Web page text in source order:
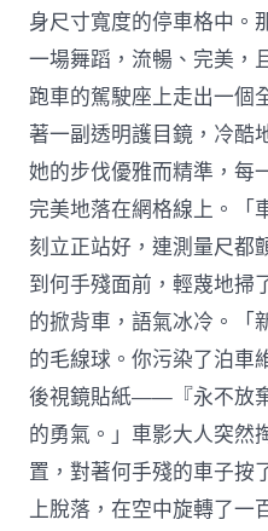
身尺寸寬度的停車格中。
一場舞蹈，流暢、完美，
跑車的駕駛座上走出一個
著一副透明護目鏡，冷酷
她的步伐優雅而精準，每
完美地落在網格線上。「
刻立正站好，連測量尺都
到何手殘面前，輕蔑地掃
的掀背車，語氣冰冷。「
的毛線球。你污染了泊車
後視鏡貼紙——『永不放
的勇氣。」車影大人突然
置，對著何手殘的車子按
上脫落，在空中旋轉了一